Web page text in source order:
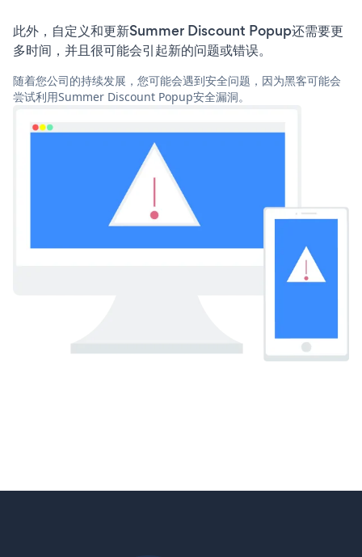
此外，自定义和更新Summer Discount Popup还需要更
多时间，并且很可能会引起新的问题或错误。
随着您公司的持续发展，您可能会遇到安全问题，因为黑客可能会
尝试利用Summer Discount Popup安全漏洞。